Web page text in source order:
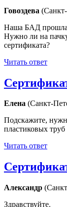
Говоздева
Наша БАД
Нужно ли на
сертификата?
Читать ответ
Елена (Санкт-
Подскажите,
пластиковых труб
Читать ответ
Александр
Здравствуйте.